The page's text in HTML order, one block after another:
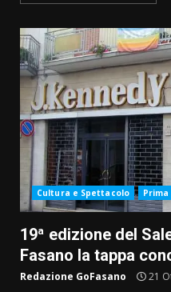
Cultura e Spettacolo Prima
19ª edizione del
Fasano la tappa
Redazione GoFasano 21